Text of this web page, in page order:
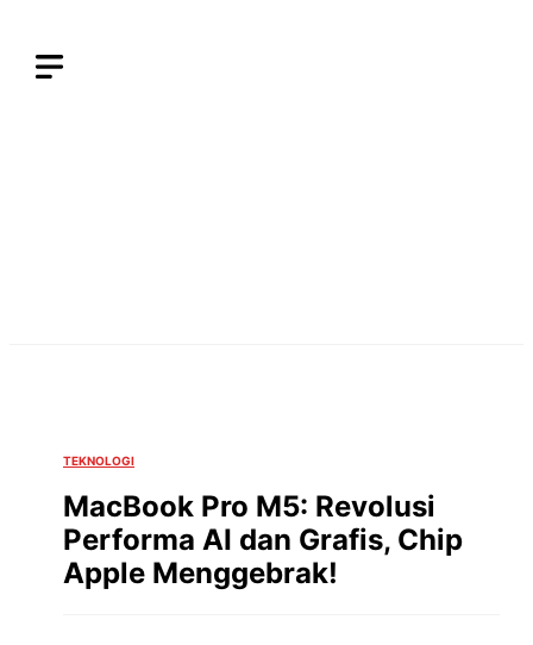
TEKNOLOGI
MacBook Pro M5: Revolusi
Performa AI dan Grafis, Chip
Apple Menggebrak!